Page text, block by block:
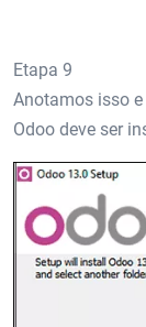
Etapa 9
Anotamos isso
Odoo deve ser